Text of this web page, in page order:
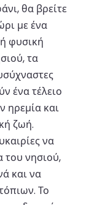
θα βρείτε
με ένα
φυσική
τα
ένα τέλειο
ηρεμία και
ζωή.
να
του νησιού,
και να
Το